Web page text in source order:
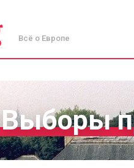
Всё о Европе
Выборы